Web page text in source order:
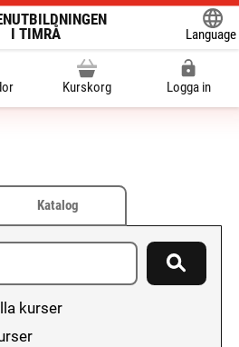
I TIMRÅ
Language
Kurskorg Logga in
Katalog
kurser eller hela utbudet
kurser
Sök